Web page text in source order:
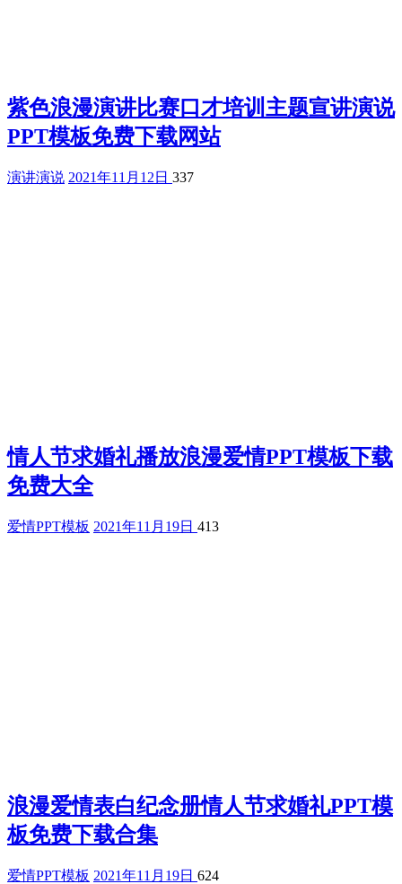
紫色浪漫演讲比赛口才培训主题宣讲演说
PPT模板免费下载网站
演讲演说 2021年11月12日 337
情人节求婚礼播放浪漫爱情PPT模板下载
免费大全
爱情PPT模板 2021年11月19日 413
浪漫爱情表白纪念册情人节求婚礼PPT模
板免费下载合集
爱情PPT模板 2021年11月19日 624